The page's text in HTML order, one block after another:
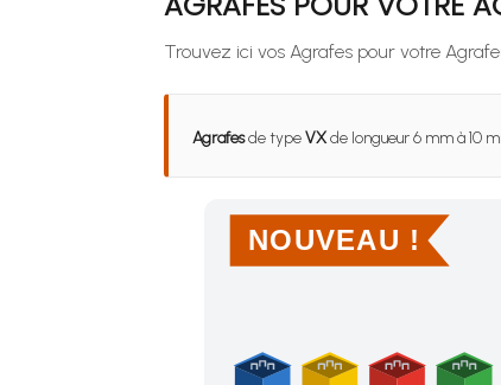
Trouvez ici vos Agrafes pour votre
Agrafesde typeVXde longueur 6 mm à 10
NOUVEAU !